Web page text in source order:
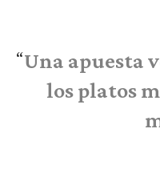
Una apuesta
los platos